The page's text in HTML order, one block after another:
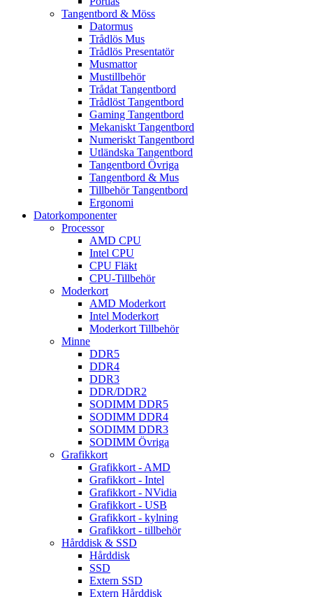
Tangentbord & Möss
Datormus
Trådlös Mus
Trådlös Presentatör
Musmattor
Mustillbehör
Trådat Tangentbord
Trådlöst Tangentbord
Gaming Tangentbord
Mekaniskt Tangentbord
Numeriskt Tangentbord
Utländska Tangentbord
Tangentbord Övriga
Tangentbord & Mus
Tillbehör Tangentbord
Ergonomi
Datorkomponenter
Processor
AMD CPU
Intel CPU
CPU Fläkt
CPU-Tillbehör
Moderkort
AMD Moderkort
Intel Moderkort
Moderkort Tillbehör
Minne
DDR5
DDR4
DDR3
DDR/DDR2
SODIMM DDR5
SODIMM DDR4
SODIMM DDR3
SODIMM Övriga
Grafikkort
Grafikkort - AMD
Grafikkort - Intel
Grafikkort - NVidia
Grafikkort - USB
Grafikkort - kylning
Grafikkort - tillbehör
Hårddisk & SSD
Hårddisk
SSD
Extern SSD
Extern Hårddisk